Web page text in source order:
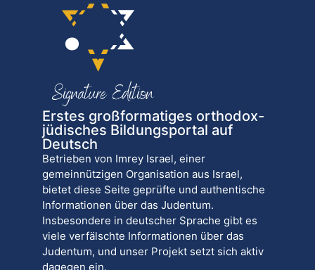
Erstes großformatiges orthodox-
jüdisches Bildungsportal auf
Deutsch
Betrieben von Imrey Israel, einer
gemeinnützigen Organisation aus Israel,
bietet diese Seite geprüfte und authentische
Informationen über das Judentum.
Insbesondere in deutscher Sprache gibt es
viele verfälschte Informationen über das
Judentum, und unser Projekt setzt sich aktiv
dagegen ein.